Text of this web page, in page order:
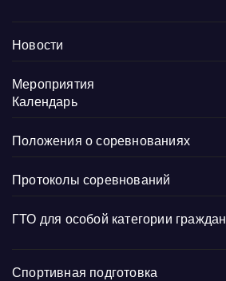
Новости
Мероприятия
Календарь
Положения о соревнованиях
Протоколы соревнований
ГТО для особой категории граждан
Спортивная подготовка